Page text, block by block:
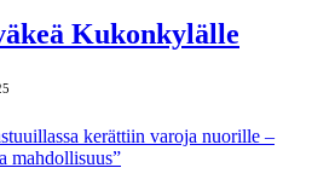
Kukonkylälle